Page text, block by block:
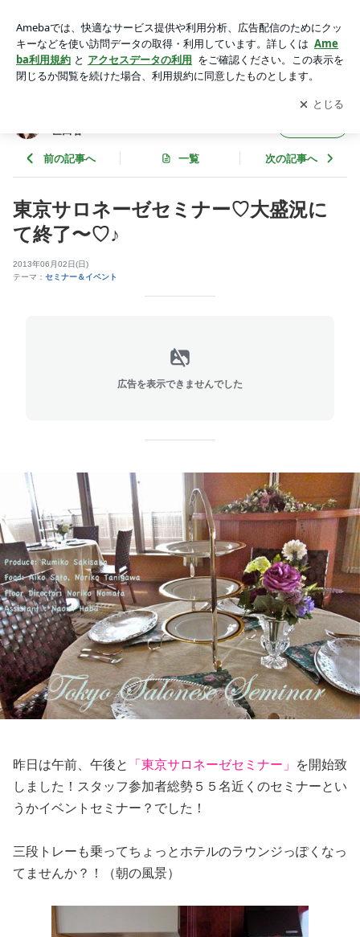
のサロネーゼ ダイアリー♪ from 世田谷
アプリをダウンロードして ブログの更新通知
を受け取りまし
ょう。
開く
世田谷
前の記事へ 一覧 次の記事へ
東京サロネーゼセミナー♡大盛況に
て終了〜♡♪
2013年06月02日(日)
テーマ： セミナー＆イベント
広告を表示できませんでした
昨日は午前、午後と 「東京サロネーゼセミナー」
を開始致
しました！スタッフ参加者総勢５５名近くのセミナーとい
うかイベントセミナー？でした！
三段トレーも乗ってちょっとホテルのラウンジっぽくなっ
てませんか？！（朝の風景）